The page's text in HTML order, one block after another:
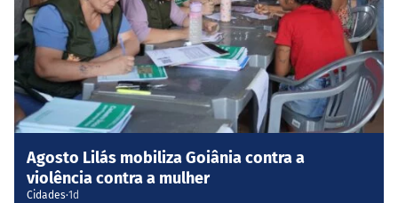
Agosto Lilás mobiliza Goiânia contra a
violência contra a mulher
Cidades·1d